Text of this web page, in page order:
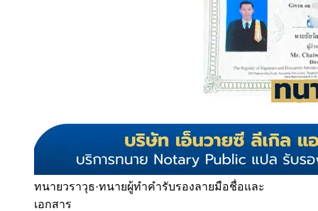
ทนายวราวุธ·ทนายผู้ทำคำรับรองลายมือชื่อและ
เอกสาร